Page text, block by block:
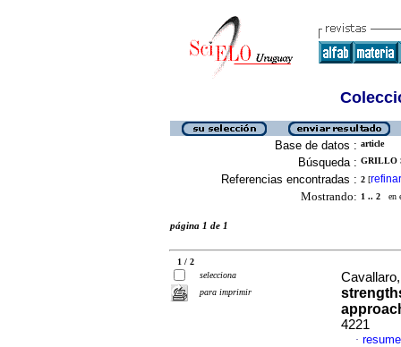
Base de datos : article
Búsqueda : GRILLO
Referencias encontradas : 2 [refinar
Mostrando: 1 .. 2 en
página 1 de 1
1 / 2
selecciona
para imprimir
4221
·